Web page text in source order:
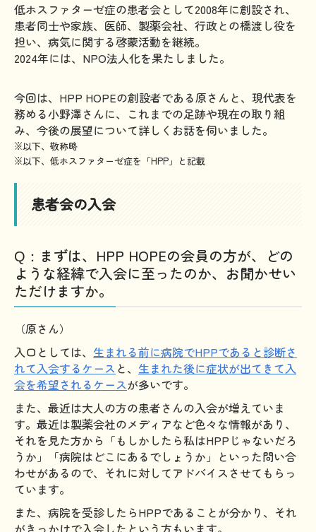
低ホスファターゼ症の患者会として2008年に創設され、
患者同士や家族、医師、製薬会社、行政との橋渡し役を
担い、病気に関する啓蒙活動を継続。
2024年には、NPO法人化を果たしました。
今回は、HPP HOPEの創設者である原さんと、現代表を
務める小野澤さんに、これまでの足跡や現在の取り組
み、今後の展望について詳しくお話を伺いました。
※以下、敬称略
※以下、低ホスファターゼ症を「HPP」と記載
患者会の入会
Q： まずは、HPP HOPEの会員の方が、どの
ような経緯で入会に至ったのか、お聞かせい
ただけますか。
（原さん）
入口としては、 生まれる前に病院でHPPであると診断さ
れて入会するケース と、 生まれた後に症状が出てきて入
会を希望されるケースが多いです。
また、最近は大人の方の患者さんの入会が増えていま
す。最近は製薬会社のメディアなど色々な情報があり、
それを見た方から「もしかしたら私はHPPじゃないだろ
うか」「病院はどこにあるでしょうか」といった問い合
わせがあるので、それに対してアドバイスさせてもらっ
ています。
また、病院を受診したらHPPであることが分かり、それ
がきっかけで入会したという方もいます。